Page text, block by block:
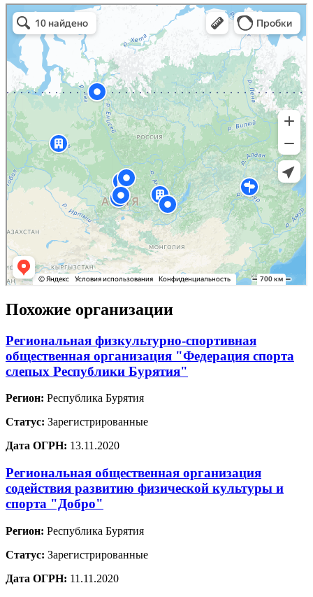
Похожие организации
Региональная физкультурно-спортивная
общественная организация "Федерация спорта
слепых Республики Бурятия"
Регион: Республика Бурятия
Статус: Зарегистрированные
Дата ОГРН: 13.11.2020
Региональная общественная организация
содействия развитию физической культуры и
спорта "Добро"
Регион: Республика Бурятия
Статус: Зарегистрированные
Дата ОГРН: 11.11.2020